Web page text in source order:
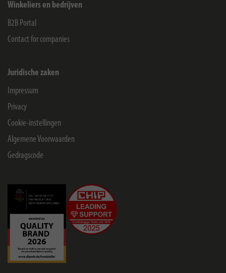
Winkeliers en bedrijven
B2B Portal
Contact for companies
Juridische zaken
Impressum
Privacy
Cookie-instellingen
Algemene Voorwaarden
Gedragscode